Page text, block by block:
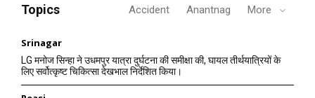
Topics Accident Anantnag More
Srinagar
LG मनोज सिन्हा ने उधमपुर यात्रा दुर्घटना की समीक्षा की, घायल तीर्थयात्रियों के
लिए सर्वोत्कृष्ट चिकित्सा देखभाल निर्देशित किया।